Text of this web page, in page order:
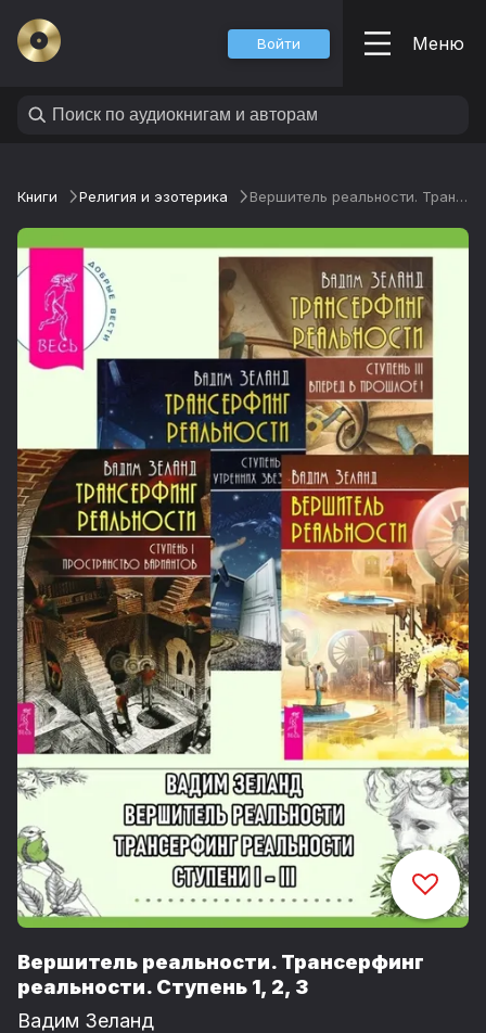
Войти Меню
Книги Религия и эзотерика Вершитель реальности. Трансерфинг реальности. Ступень 1, 2, 3
Вершитель реальности. Трансерфинг
реальности. Ступень 1, 2, 3
Вадим Зеланд